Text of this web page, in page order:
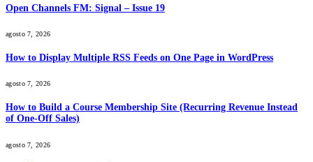
Open Channels FM: Signal – Issue 19
agosto 7, 2026
How to Display Multiple RSS Feeds on One Page in WordPress
agosto 7, 2026
How to Build a Course Membership Site (Recurring Revenue Instead
of One-Off Sales)
agosto 7, 2026